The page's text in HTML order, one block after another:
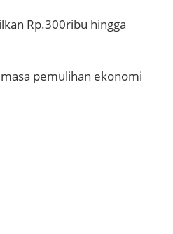
Rp.300ribu hingga
pemulihan ekonomi